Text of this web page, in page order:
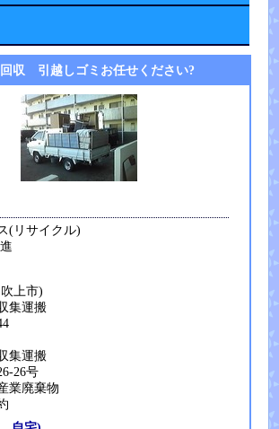
収 引越しゴミお任せください?
ス(リサイクル)
上市)
集運搬
集運搬
26号
業廃棄物